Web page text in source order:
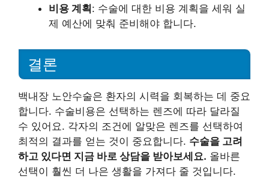
비용 계획: 수술에 대한 비용 계획을 세워 실
제 예산에 맞춰 준비해야 합니다.
결론
백내장 노안수술은 환자의 시력을 회복하는 데 중요
합니다. 수술비용은 선택하는 렌즈에 따라 달라질
수 있어요. 각자의 조건에 알맞은 렌즈를 선택하여
최적의 결과를 얻는 것이 중요합니다. 수술을 고려
하고 있다면 지금 바로 상담을 받아보세요. 올바른
선택이 훨씬 더 나은 생활을 가져다 줄 것입니다.